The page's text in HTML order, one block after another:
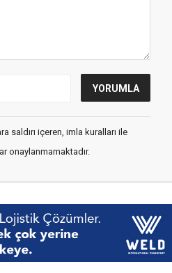
saldırı içeren, imla kuralları ile
onaylanmamaktadır.